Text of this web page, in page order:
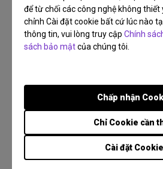
để từ chối các công nghệ không thiết
chỉnh Cài đặt cookie bất cứ lúc nào
thông tin, vui lòng truy cập Chính
sách bảo mậtcủa chúng tôi.
Cài đặt Cookie
Chỉ Cookie cần
Chấp nhận
và làm thế nào để chọn được
Đêm phim